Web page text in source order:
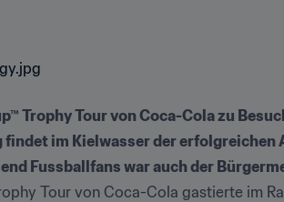
Trophy Tour von Coca-Cola zu
findet im Kielwasser der
Fussballfans war auch der
Tour von Coca-Cola gastierte im